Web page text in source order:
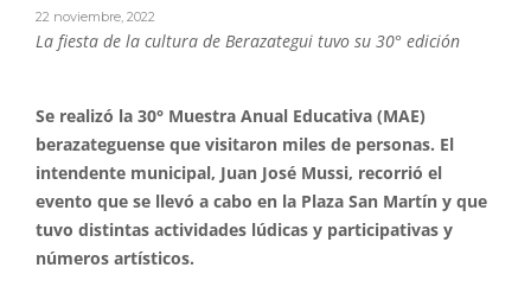
22 noviembre, 2022
La fiesta de la cultura de Berazategui tuvo su 30° edición
Se realizó la 30° Muestra Anual Educativa (MAE)
berazateguense que visitaron miles de personas. El
intendente municipal, Juan José Mussi, recorrió el
evento que se llevó a cabo en la Plaza San Martín y que
tuvo distintas actividades lúdicas y participativas y
números artísticos.